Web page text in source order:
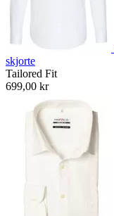
skjorte
Tailored Fit
699,00 kr